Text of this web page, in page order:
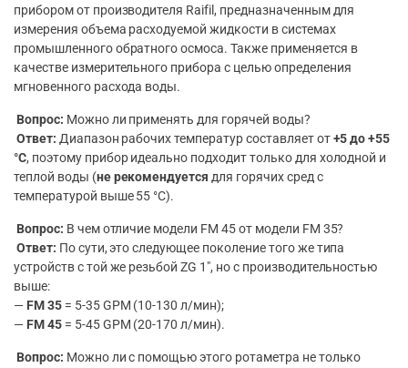
прибором от производителя Raifil, предназначенным для
измерения объема расходуемой жидкости в системах
промышленного обратного осмоса. Также применяется в
качестве измерительного прибора с целью определения
мгновенного расхода воды.
Вопрос: Можно ли применять для горячей воды?
Ответ: Диапазон рабочих температур составляет от+5 до +55
°C, поэтому прибор идеально подходит только для холодной и
теплой воды (не рекомендуется для горячих сред с
температурой выше 55 °C).
Вопрос: В чем отличие модели FM 45 от модели FM 35?
Ответ: По сути, это следующее поколение того же типа
устройств с той же резьбой ZG 1″, но с производительностью
выше:
— FM 35= 5-35 GPM (10-130 л/мин);
— FM 45= 5-45 GPM (20-170 л/мин).
Вопрос: Можно ли с помощью этого ротаметра не только